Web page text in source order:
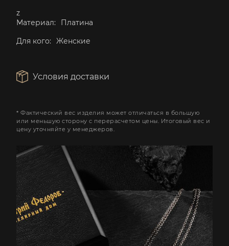
z
Материал:
Платина
Для кого:
Женские
Условия доставки
* Фактический вес изделия может отличаться в большую
или меньшую сторону с перерасчетом цены. Итоговый вес и
цену уточняйте у менеджеров.